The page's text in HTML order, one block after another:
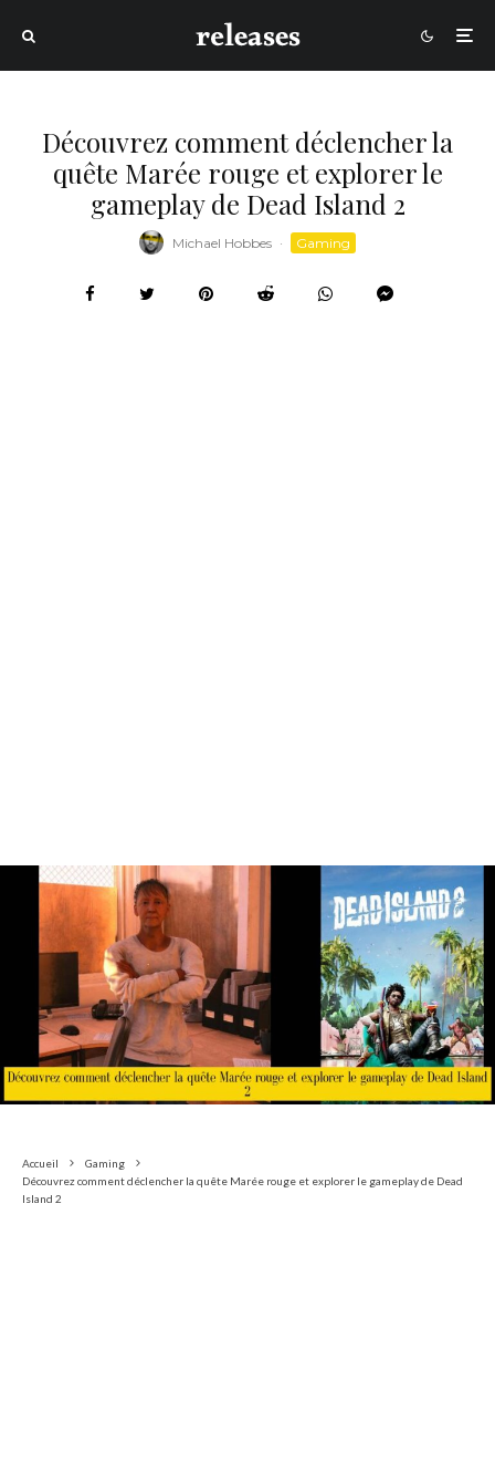
Découvrez comment déclencher la
quête Marée rouge et explorer le
gameplay de Dead Island 2
Michael Hobbes · Gaming
Accueil
Gaming
Découvrez comment déclencher la quête Marée rouge et explorer le gameplay de Dead
Island 2